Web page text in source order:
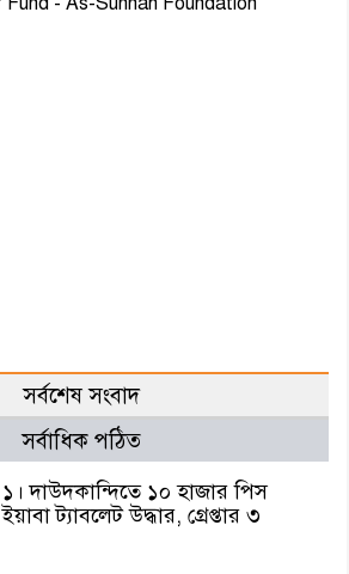
সর্বশেষ সংবাদ
সর্বাধিক পঠিত
১। দাউদকান্দিতে ১০ হাজার পিস
ইয়াবা ট্যাবলেট উদ্ধার, গ্রেপ্তার ৩